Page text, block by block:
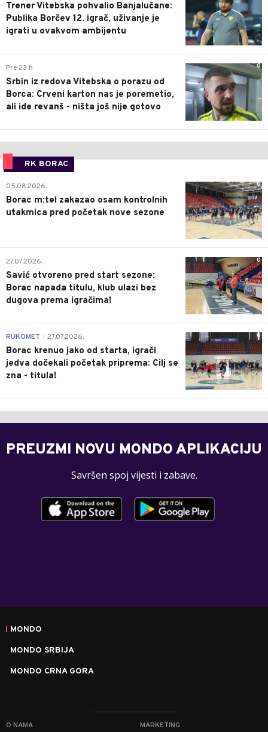
Trener Vitebska pohvalio Banjalučane:
Publika Borčev 12. igrač, uživanje je
igrati u ovakvom ambijentu
0
Pre 23 h
Srbin iz redova Vitebska o porazu od
Borca: Crveni karton nas je poremetio,
ali ide revanš - ništa još nije gotovo
RK BORAC
0
05.08.2026.
Borac m:tel zakazao osam kontrolnih
utakmica pred početak nove sezone
0
27.07.2026.
Savić otvoreno pred start sezone:
Borac napada titulu, klub ulazi bez
dugova prema igračima!
0
RUKOMET 27.07.2026.
Borac krenuo jako od starta, igrači
jedva dočekali početak priprema: Cilj se
zna - titula!
PREUZMI NOVU MONDO APLIKACIJU
Savršen spoj vijesti i zabave.
MONDO
MONDO SRBIJA
MONDO CRNA GORA
O NAMA MARKETING